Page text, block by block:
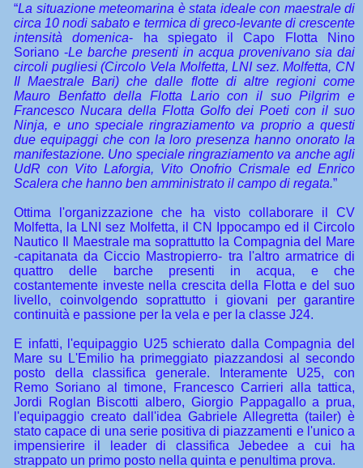
“La situazione meteomarina è stata ideale con maestrale di
circa 10 nodi sabato e termica di greco-levante di crescente
intensità domenica- ha spiegato il Capo Flotta Nino
Soriano -Le barche presenti in acqua provenivano sia dai
circoli pugliesi (Circolo Vela Molfetta, LNI sez. Molfetta, CN
Il Maestrale Bari) che dalle flotte di altre regioni come
Mauro Benfatto della Flotta Lario con il suo Pilgrim e
Francesco Nucara della Flotta Golfo dei Poeti con il suo
Ninja, e uno speciale ringraziamento va proprio a questi
due equipaggi che con la loro presenza hanno onorato la
manifestazione. Uno speciale ringraziamento va anche agli
UdR con Vito Laforgia, Vito Onofrio Crismale ed Enrico
Scalera che hanno ben amministrato il campo di regata.”
Ottima l'organizzazione che ha visto collaborare il CV
Molfetta, la LNI sez Molfetta, il CN Ippocampo ed il Circolo
Nautico Il Maestrale ma soprattutto la Compagnia del Mare
-capitanata da Ciccio Mastropierro- tra l'altro armatrice di
quattro delle barche presenti in acqua, e che
costantemente investe nella crescita della Flotta e del suo
livello, coinvolgendo soprattutto i giovani per garantire
continuità e passione per la vela e per la classe J24.
E infatti, l'equipaggio U25 schierato dalla Compagnia del
Mare su L'Emilio ha primeggiato piazzandosi al secondo
posto della classifica generale. Interamente U25, con
Remo Soriano al timone, Francesco Carrieri alla tattica,
Jordi Roglan Biscotti albero, Giorgio Pappagallo a prua,
l'equipaggio creato dall'idea Gabriele Allegretta (tailer) è
stato capace di una serie positiva di piazzamenti e l'unico a
impensierire il leader di classifica Jebedee a cui ha
strappato un primo posto nella quinta e penultima prova.